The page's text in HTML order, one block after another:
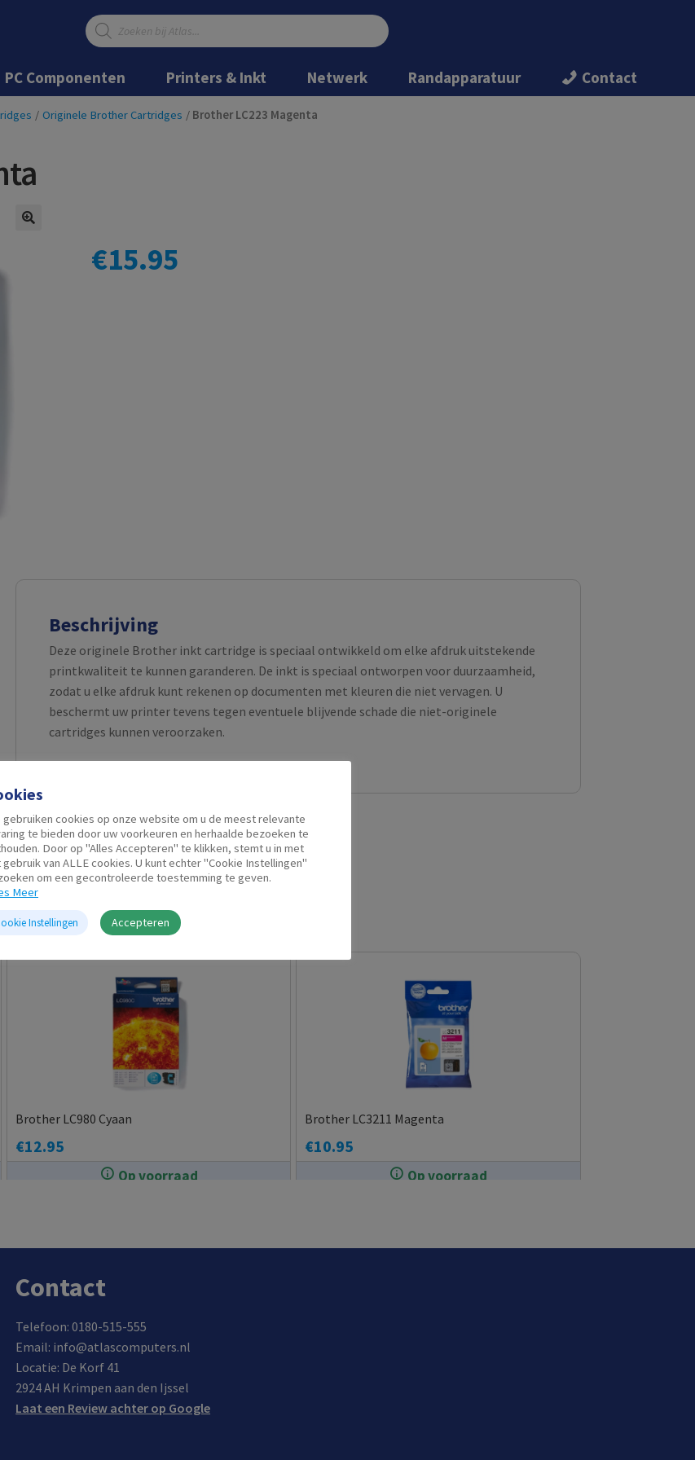
Ga
naar
navigatie
Ga
inhoud
Producten
zoeken
PC Componenten Printers & Inkt Netwerk Randapparatuur Contact
/ Originele Brother Cartridges / Brother LC223 Magenta
€15.95
Beschrijving
Deze originele Brother inkt cartridge is speciaal ontwikkeld om elke afdruk uitstekende
printkwaliteit te kunnen garanderen. De inkt is speciaal ontworpen voor duurzaamheid,
zodat u elke afdruk kunt rekenen op documenten met kleuren die niet vervagen. U
beschermt uw printer tevens tegen eventuele blijvende schade die niet-originele
cartridges kunnen veroorzaken.
Gerelateerde producten
Op voorraad
Brother LC980 Cyaan
€12.95
Op voorraad
Brother LC3211 Magenta
€10.95
Contact
Telefoon: 0180-515-555
Email: info@atlascomputers.nl
Locatie: De Korf 41
2924 AH Krimpen aan den Ijssel
Laat een Review achter op Google
gebruiken cookies op onze website om u de meest relevante
te bieden door uw voorkeuren en herhaalde bezoeken te
Door op "Alles Accepteren" te klikken, stemt u in met
gebruik van ALLE cookies. U kunt echter "Cookie Instellingen"
om een gecontroleerde toestemming te geven.
Meer
Instellingen Accepteren